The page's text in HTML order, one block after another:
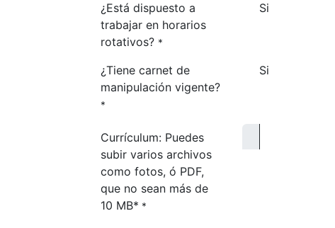
¿Está dispuesto a
trabajar en horarios
rotativos? *
Si
¿Tiene carnet de
manipulación vigente?
*
Si
Currículum: Puedes
subir varios archivos
como fotos, ó PDF,
que no sean más de
10 MB* *